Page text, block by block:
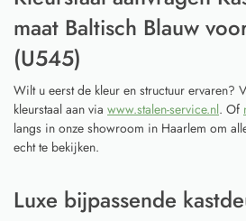
maat Baltisch Blauw
(U545)
Wilt u eerst de kleur en structuur ervaren?
kleurstaal aan via www.stalen-service.nl. Of
langs in onze showroom in Haarlem om
echt te bekijken.
Luxe bijpassende